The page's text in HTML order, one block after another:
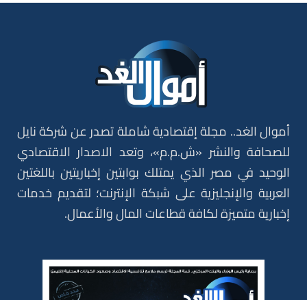
أموال الغد.. مجلة إقتصادية شاملة تصدر عن شركة نايل
للصحافة والنشر «ش.م.م»، وتعد الاصدار الاقتصادي
الوحيد في مصر الذي يمتلك بوابتين إخباريتين باللغتين
العربية والإنجليزية على شبكة الإنترنت؛ لتقديم خدمات
إخبارية متميزة لكافة قطاعات المال والأعمال.